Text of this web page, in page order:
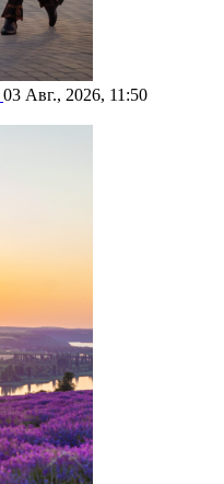
03 Авг., 2026, 11:50